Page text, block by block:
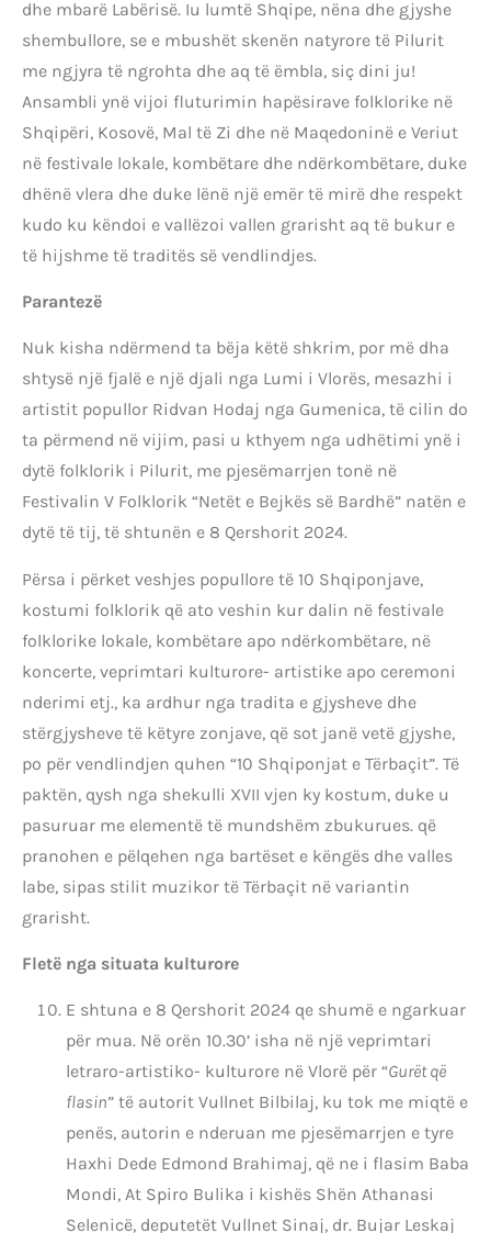
dhe mbarë Labërisë. Iu lumtë Shqipe, nëna dhe gjyshe
shembullore, se e mbushët skenën natyrore të Pilurit
me ngjyra të ngrohta dhe aq të ëmbla, siç dini ju!
Ansambli ynë vijoi fluturimin hapësirave folklorike në
Shqipëri, Kosovë, Mal të Zi dhe në Maqedoninë e Veriut
në festivale lokale, kombëtare dhe ndërkombëtare, duke
dhënë vlera dhe duke lënë një emër të mirë dhe respekt
kudo ku këndoi e vallëzoi vallen grarisht aq të bukur e
të hijshme të traditës së vendlindjes.
Parantezë
Nuk kisha ndërmend ta bëja këtë shkrim, por më dha
shtysë një fjalë e një djali nga Lumi i Vlorës, mesazhi i
artistit popullor Ridvan Hodaj nga Gumenica, të cilin do
ta përmend në vijim, pasi u kthyem nga udhëtimi ynë i
dytë folklorik i Pilurit, me pjesëmarrjen tonë në
Festivalin V Folklorik “Netët e Bejkës së Bardhë” natën e
dytë të tij, të shtunën e 8 Qershorit 2024.
Përsa i përket veshjes popullore të 10 Shqiponjave,
kostumi folklorik që ato veshin kur dalin në festivale
folklorike lokale, kombëtare apo ndërkombëtare, në
koncerte, veprimtari kulturore- artistike apo ceremoni
nderimi etj., ka ardhur nga tradita e gjysheve dhe
stërgjysheve të këtyre zonjave, që sot janë vetë gjyshe,
po për vendlindjen quhen “10 Shqiponjat e Tërbaçit”. Të
paktën, qysh nga shekulli XVII vjen ky kostum, duke u
pasuruar me elementë të mundshëm zbukurues. që
pranohen e pëlqehen nga bartëset e këngës dhe valles
labe, sipas stilit muzikor të Tërbaçit në variantin
grarisht.
Fletë nga situata kulturore
E shtuna e 8 Qershorit 2024 qe shumë e ngarkuar
për mua. Në orën 10.30’ isha në një veprimtari
letraro-artistiko- kulturore në Vlorë për “Gurët që
flasin” të autorit Vullnet Bilbilaj, ku tok me miqtë e
penës, autorin e nderuan me pjesëmarrjen e tyre
Haxhi Dede Edmond Brahimaj, që ne i flasim Baba
Mondi, At Spiro Bulika i kishës Shën Athanasi
Selenicë, deputetët Vullnet Sinaj, dr. Bujar Leskaj